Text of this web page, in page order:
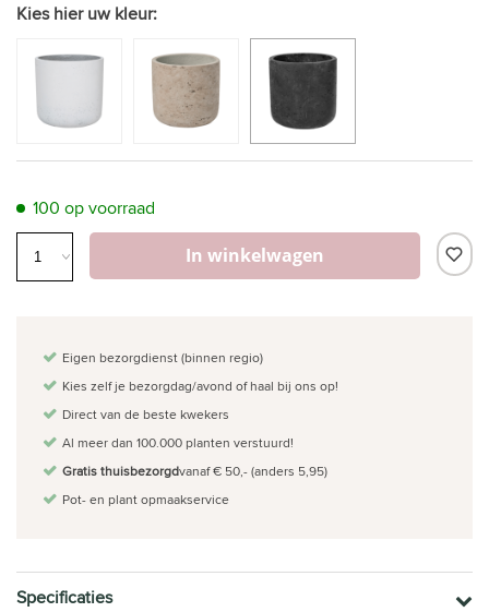
Kies hier uw kleur:
100 op voorraad
In winkelwagen
Eigen bezorgdienst (binnen regio)
Kies zelf je bezorgdag/avond of haal bij ons op!
Direct van de beste kwekers
Al meer dan 100.000 planten verstuurd!
Gratis thuisbezorgdvanaf € 50,- (anders 5,95)
Pot- en plant opmaakservice
Specificaties